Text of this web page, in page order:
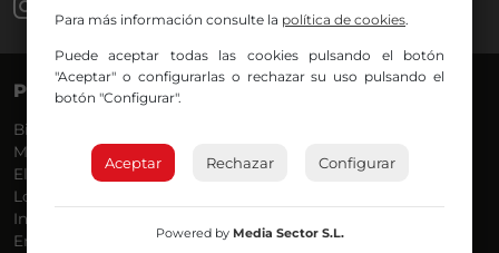
PROGRAMAS
Bilbosport
Más Música
El Madrugador
Lo Más Nuevo
Informativos
En Ruta
Dani
Endika
Para más información consulte la política de cookies.
Puede aceptar todas las cookies pulsando el botón
"Aceptar" o configurarlas o rechazar su uso pulsando el
botón "Configurar".
Aceptar Rechazar Configurar
Powered by Media Sector S.L.